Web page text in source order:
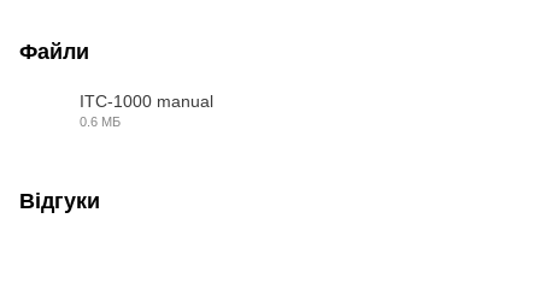
Файли
ITC-1000 manual
0.6 МБ
Відгуки